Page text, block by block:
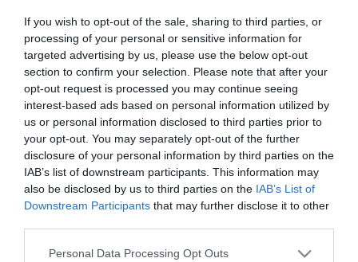
If you wish to opt-out of the sale, sharing to third parties, or
processing of your personal or sensitive information for
targeted advertising by us, please use the below opt-out
section to confirm your selection. Please note that after your
opt-out request is processed you may continue seeing
interest-based ads based on personal information utilized by
us or personal information disclosed to third parties prior to
your opt-out. You may separately opt-out of the further
disclosure of your personal information by third parties on the
IAB’s list of downstream participants. This information may
also be disclosed by us to third parties on the IAB’s List of
Downstream Participants that may further disclose it to other
Please note that this website/app uses one or more Google
Personal Data Processing Opt Outs
αναλώσιμα και χειρουργικά υλικά. […]